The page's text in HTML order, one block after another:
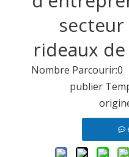
rideaux
Nombre Parcourir:0
publier